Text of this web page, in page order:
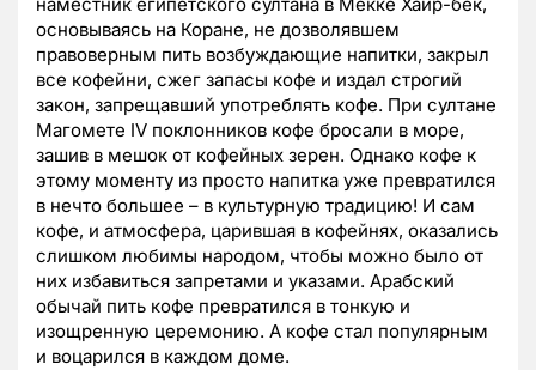
наместник египетского султана в Мекке Хайр-бек,
основываясь на Коране, не дозволявшем
правоверным пить возбуждающие напитки, закрыл
все кофейни, сжег запасы кофе и издал строгий
закон, запрещавший употреблять кофе. При султане
Магомете IV поклонников кофе бросали в море,
зашив в мешок от кофейных зерен. Однако кофе к
этому моменту из просто напитка уже превратился
в нечто большее – в культурную традицию! И сам
кофе, и атмосфера, царившая в кофейнях, оказались
слишком любимы народом, чтобы можно было от
них избавиться запретами и указами. Арабский
обычай пить кофе превратился в тонкую и
изощренную церемонию. А кофе стал популярным
и воцарился в каждом доме.